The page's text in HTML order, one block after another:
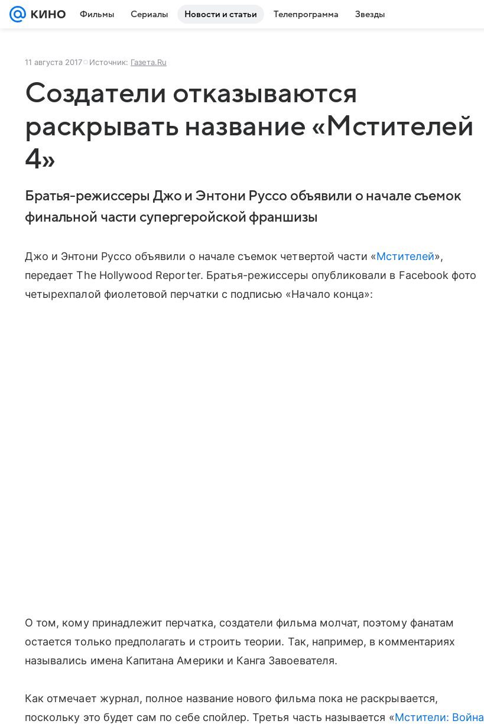
Фильмы Сериалы Новости и статьи Телепрограмма Звезды
11 августа 2017 Источник: Газета.Ru
Создатели отказываются
раскрывать название «Мстителей
4»
Братья-режиссеры Джо и Энтони Руссо объявили о начале съемок
финальной части супергеройской франшизы
Джо и Энтони Руссо объявили о начале съемок четвертой части «Мстителей»,
передает The Hollywood Reporter. Братья-режиссеры опубликовали в Facebook фото
четырехпалой фиолетовой перчатки с подписью «Начало конца»:
О том, кому принадлежит перчатка, создатели фильма молчат, поэтому фанатам
остается только предполагать и строить теории. Так, например, в комментариях
назывались имена Капитана Америки и Канга Завоевателя.
Как отмечает журнал, полное название нового фильма пока не раскрывается,
поскольку это будет сам по себе спойлер. Третья часть называется «Мстители: Война